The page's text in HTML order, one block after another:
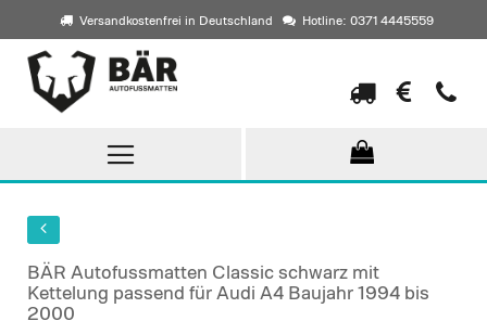
Versandkostenfrei in Deutschland Hotline: 0371 4445559
Direkt
zum
Inhalt
BÄR Autofussmatten Classic schwarz mit
Kettelung passend für Audi A4 Baujahr 1994 bis
2000